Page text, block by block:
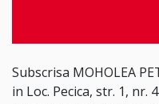
Subscrisa MOHOLEA
in Loc. Pecica, str. 1, nr.